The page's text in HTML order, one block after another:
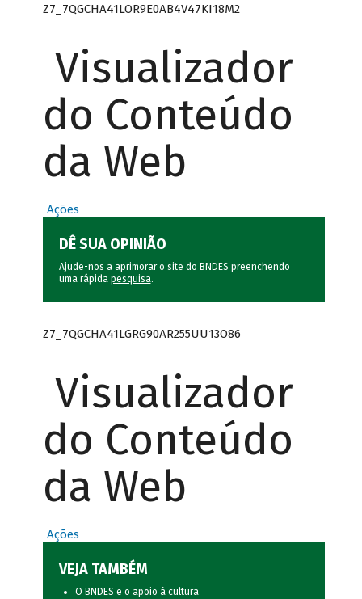
Z7_7QGCHA41LOR9E0AB4V47KI18M2
Visualizador
do Conteúdo
da Web
Ações
DÊ SUA OPINIÃO
Ajude-nos a aprimorar o site do BNDES preenchendo
uma rápida pesquisa.
Z7_7QGCHA41LGRG90AR255UU13O86
Visualizador
do Conteúdo
da Web
Ações
VEJA TAMBÉM
O BNDES e o apoio à cultura